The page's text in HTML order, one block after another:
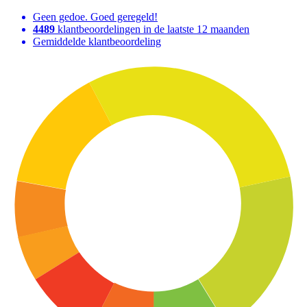
Geen gedoe. Goed geregeld!
4489 klantbeoordelingen in de laatste 12 maanden
Gemiddelde klantbeoordeling